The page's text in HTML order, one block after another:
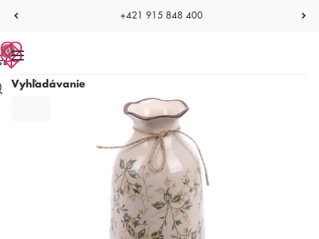
+421 915 848 400
Vyhľadávanie
0